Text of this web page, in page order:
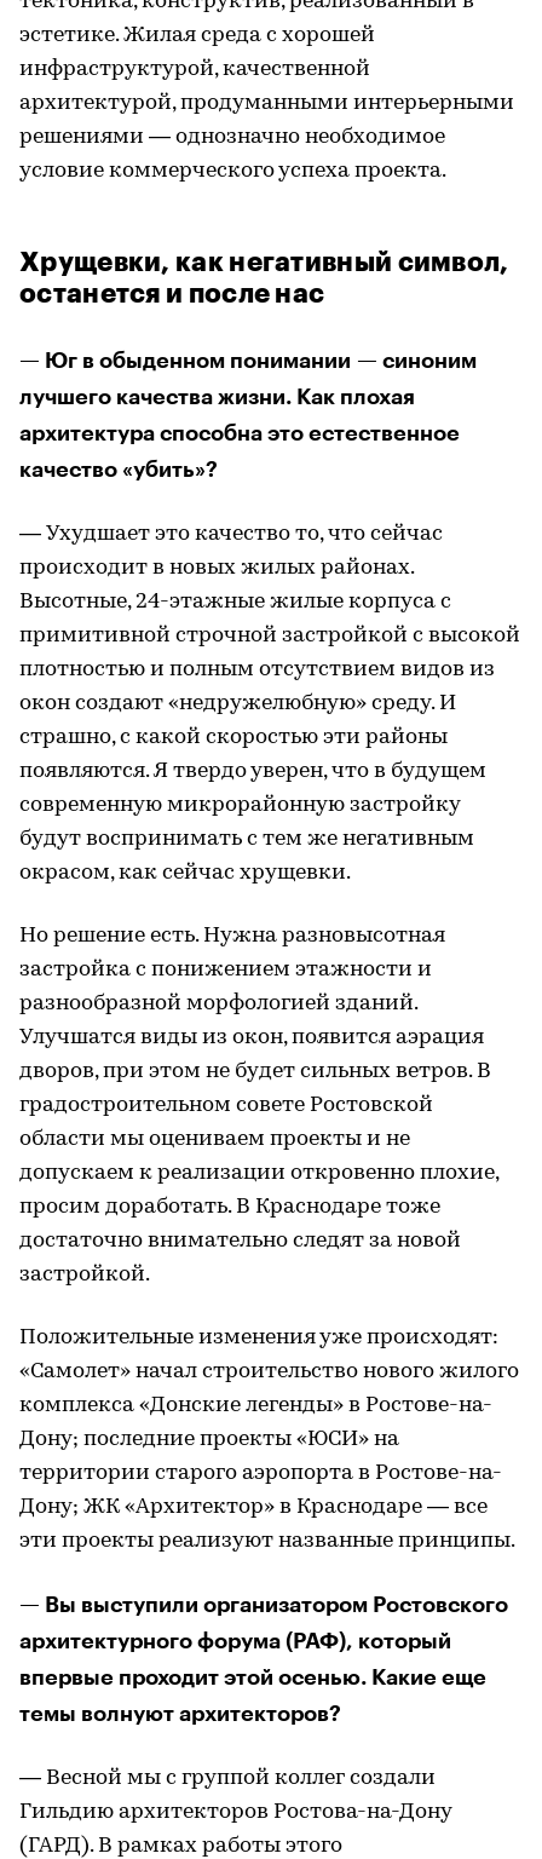
эстетике. Жилая среда с хорошей
инфраструктурой, качественной
архитектурой, продуманными интерьерными
решениями — однозначно необходимое
условие коммерческого успеха проекта.
Хрущевки, как негативный символ,
останется и после нас
— Юг в обыденном понимании — синоним
лучшего качества жизни. Как плохая
архитектура способна это естественное
качество «убить»?
— Ухудшает это качество то, что сейчас
происходит в новых жилых районах.
Высотные, 24-этажные жилые корпуса с
примитивной строчной застройкой с высокой
плотностью и полным отсутствием видов из
окон создают «недружелюбную» среду. И
страшно, с какой скоростью эти районы
появляются. Я твердо уверен, что в будущем
современную микрорайонную застройку
будут воспринимать с тем же негативным
окрасом, как сейчас хрущевки.
Но решение есть. Нужна разновысотная
застройка с понижением этажности и
разнообразной морфологией зданий.
Улучшатся виды из окон, появится аэрация
дворов, при этом не будет сильных ветров. В
градостроительном совете Ростовской
области мы оцениваем проекты и не
допускаем к реализации откровенно плохие,
просим доработать. В Краснодаре тоже
достаточно внимательно следят за новой
застройкой.
Положительные изменения уже происходят:
«Самолет» начал строительство нового жилого
комплекса «Донские легенды» в Ростове-на-
Дону; последние проекты «ЮСИ» на
территории старого аэропорта в Ростове-на-
Дону; ЖК «Архитектор» в Краснодаре — все
эти проекты реализуют названные принципы.
— Вы выступили организатором Ростовского
архитектурного форума (РАФ), который
впервые проходит этой осенью. Какие еще
темы волнуют архитекторов?
— Весной мы с группой коллег создали
Гильдию архитекторов Ростова-на-Дону
(ГАРД). В рамках работы этого